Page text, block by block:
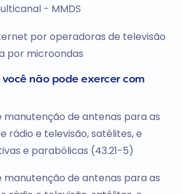
- MMDS
por operadoras de televisão
por microondas
não pode exercer com
manutenção de antenas para as
rádio e televisão, satélites, e
e parabólicas (43.21-5)
manutenção de antenas para as